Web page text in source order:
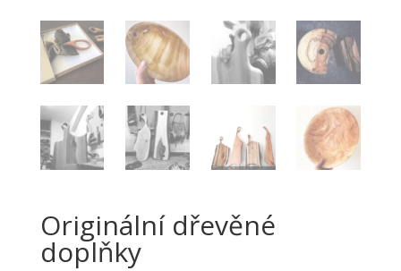
Originální dřevěné
doplňky